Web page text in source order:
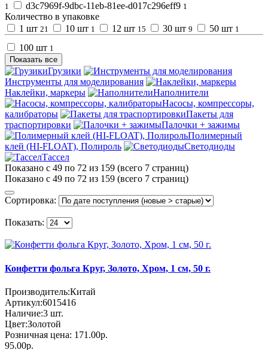
1 d3c7969f-9dbc-11eb-81ee-d017c296eff9 1
Количество в упаковке
1 шт 21 10 шт 1 12 шт 15 30 шт 9 50 шт 1
100 шт 1
Показать все
Грузики
Инструменты для моделирования
Наклейки, маркеры
Наполнители
Насосы, компрессоры,
калибраторы
Пакеты для
траспортировки
Палочки + зажимы
Полимерный
клей (HI-FLOAT), Полироль
Светодиоды
Тассел
Показано с 49 по 72 из 159 (всего 7 страниц)
Показано с 49 по 72 из 159 (всего 7 страниц)
Сортировка:
Показать:
Конфетти фольга Круг, Золото, Хром, 1 см, 50 г.
Производитель:Китай
Артикул:6015416
Наличие:3 шт.
Цвет:Золотой
Розничная цена: 171.00р.
95.00р.